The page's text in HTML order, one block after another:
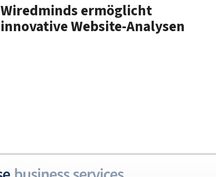
Wiredminds ermöglicht
innovative Website-Analysen